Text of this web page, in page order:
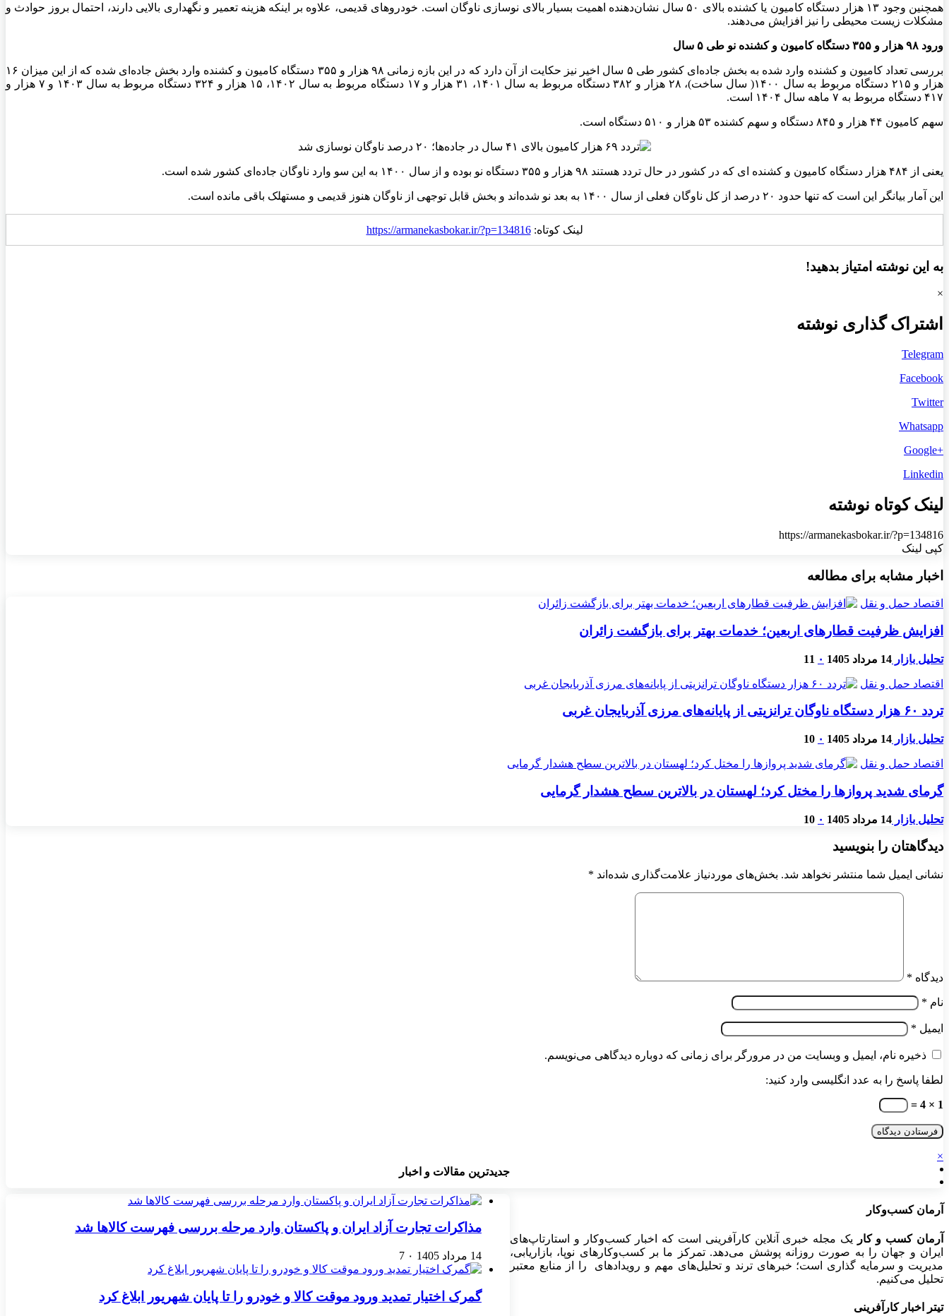
همچنین وجود ۱۳ هزار دستگاه کامیون یا کشنده بالای ۵۰ سال نشان‌دهنده اهمیت بسیار بالای نوسازی ناوگان است. خودروهای قدیمی، علاوه بر اینکه هزینه تعمیر و نگهداری بالایی دارند، احتمال بروز حوادث و
مشکلات زیست محیطی را نیز افزایش می‌دهند.
ورود ۹۸ هزار و ۳۵۵ دستگاه کامیون و کشنده نو طی ۵ سال
بررسی تعداد کامیون و کشنده وارد شده به بخش جاده‌ای کشور طی ۵ سال اخیر نیز حکایت از آن دارد که در این بازه زمانی ۹۸ هزار و ۳۵۵ دستگاه کامیون و کشنده وارد بخش جاده‌ای شده که از این میزان ۱۶
هزار و ۲۱۵ دستگاه مربوط به سال ۱۴۰۰( سال ساخت)، ۲۸ هزار و ۳۸۲ دستگاه مربوط به سال ۱۴۰۱، ۳۱ هزار و ۱۷ دستگاه مربوط به سال ۱۴۰۲، ۱۵ هزار و ۳۲۴ دستگاه مربوط به سال ۱۴۰۳ و ۷ هزار و
۴۱۷ دستگاه مربوط به ۷ ماهه سال ۱۴۰۴ است.
سهم کامیون ۴۴ هزار و ۸۴۵ دستگاه و سهم کشنده ۵۳ هزار و ۵۱۰ دستگاه است.
یعنی از ۴۸۴ هزار دستگاه کامیون و کشنده ای که در کشور در حال تردد هستند ۹۸ هزار و ۳۵۵ دستگاه نو بوده و از سال ۱۴۰۰ به این سو وارد ناوگان جاده‌ای کشور شده است.
این آمار بیانگر این است که تنها حدود ۲۰ درصد از کل ناوگان فعلی از سال ۱۴۰۰ به بعد نو شده‌اند و بخش قابل توجهی از ناوگان هنوز قدیمی و مستهلک باقی مانده است.
لینک کوتاه:https://armanekasbokar.ir/?p=134816
به این نوشته امتیاز بدهید!
×
اشتراک گذاری نوشته
Telegram
Facebook
Twitter
Whatsapp
+Google
Linkedin
لینک کوتاه نوشته
https://armanekasbokar.ir/?p=134816
کپی لینک
اخبار مشابه برای مطالعه
اقتصاد حمل و نقل
افزایش ظرفیت قطارهای اربعین؛ خدمات بهتر برای بازگشت زائران
تحلیل بازار 14 مرداد 1405 ۰ 11
اقتصاد حمل و نقل
تردد ۶۰ هزار دستگاه ناوگان ترانزیتی از پایانه‌های مرزی آذربایجان ‌غربی
تحلیل بازار 14 مرداد 1405 ۰ 10
اقتصاد حمل و نقل
گرمای شدید پروازها را مختل کرد؛ لهستان در بالاترین سطح هشدار گرمایی
تحلیل بازار 14 مرداد 1405 ۰ 10
دیدگاهتان را بنویسید
نشانی ایمیل شما منتشر نخواهد شد. بخش‌های موردنیاز علامت‌گذاری شده‌اند *
دیدگاه *
نام *
ایمیل *
ذخیره نام، ایمیل و وبسایت من در مرورگر برای زمانی که دوباره دیدگاهی می‌نویسم.
لطفا پاسخ را به عدد انگلیسی وارد کنید:
1 × 4 =
جدیدترین مقالات و اخبار
مذاکرات تجارت آزاد ایران و پاکستان وارد مرحله بررسی فهرست کالاها شد
14 مرداد 1405 ۰ 7
گمرک اختیار تمدید ورود موقت کالا و خودرو را تا پایان شهریور ابلاغ کرد
×
آرمان کسب‌وکار
آرمان کسب و کار
یک مجله خبری آنلاین کارآفرینی است که اخبار کسب‌وکار و استارتاپ‌های
ایران و جهان را به صورت روزانه پوشش می‌دهد. تمرکز ما بر کسب‌وکارهای نوپا، بازاریابی،
مدیریت و سرمایه گذاری است؛ خبرهای ترند و تحلیل‌های مهم و رویدادهای را از منابع معتبر
تحلیل می‌کنیم.
تیتر اخبار کارآفرینی